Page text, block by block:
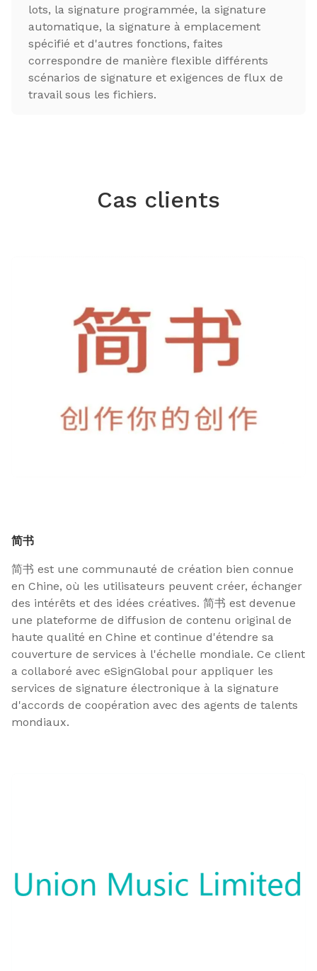
lots, la signature programmée, la signature
automatique, la signature à emplacement
spécifié et d'autres fonctions, faites
correspondre de manière flexible différents
scénarios de signature et exigences de flux de
travail sous les fichiers.
Cas clients
简书
简书 est une communauté de création bien connue
en Chine, où les utilisateurs peuvent créer, échanger
des intérêts et des idées créatives. 简书 est devenue
une plateforme de diffusion de contenu original de
haute qualité en Chine et continue d'étendre sa
couverture de services à l'échelle mondiale. Ce client
a collaboré avec eSignGlobal pour appliquer les
services de signature électronique à la signature
d'accords de coopération avec des agents de talents
mondiaux.